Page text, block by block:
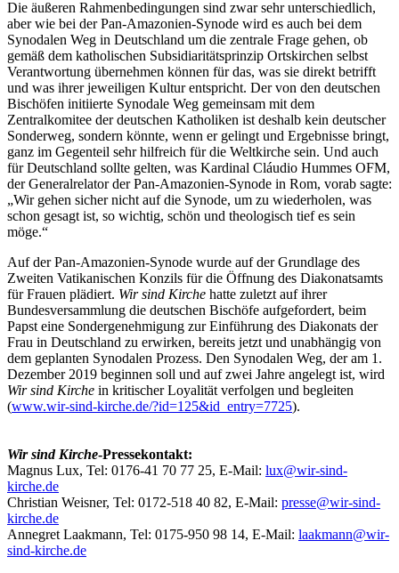
Die äußeren Rahmenbedingungen sind zwar sehr unterschiedlich,
aber wie bei der Pan-Amazonien-Synode wird es auch bei dem
Synodalen Weg in Deutschland um die zentrale Frage gehen, ob
gemäß dem katholischen Subsidiaritätsprinzip Ortskirchen selbst
Verantwortung übernehmen können für das, was sie direkt betrifft
und was ihrer jeweiligen Kultur entspricht. Der von den deutschen
Bischöfen initiierte Synodale Weg gemeinsam mit dem
Zentralkomitee der deutschen Katholiken ist deshalb kein deutscher
Sonderweg, sondern könnte, wenn er gelingt und Ergebnisse bringt,
ganz im Gegenteil sehr hilfreich für die Weltkirche sein. Und auch
für Deutschland sollte gelten, was Kardinal Cláudio Hummes OFM,
der Generalrelator der Pan-Amazonien-Synode in Rom, vorab sagte:
„Wir gehen sicher nicht auf die Synode, um zu wiederholen, was
schon gesagt ist, so wichtig, schön und theologisch tief es sein
möge.“
Auf der Pan-Amazonien-Synode wurde auf der Grundlage des
Zweiten Vatikanischen Konzils für die Öffnung des Diakonatsamts
für Frauen plädiert. Wir sind Kirche hatte zuletzt auf ihrer
Bundesversammlung die deutschen Bischöfe aufgefordert, beim
Papst eine Sondergenehmigung zur Einführung des Diakonats der
Frau in Deutschland zu erwirken, bereits jetzt und unabhängig von
dem geplanten Synodalen Prozess. Den Synodalen Weg, der am 1.
Dezember 2019 beginnen soll und auf zwei Jahre angelegt ist, wird
Wir sind Kirche in kritischer Loyalität verfolgen und begleiten
(www.wir-sind-kirche.de/?id=125&id_entry=7725).
Wir sind Kirche-Pressekontakt:
Magnus Lux, Tel: 0176-41 70 77 25, E-Mail: lux@wir-sind-
kirche.de
Christian Weisner, Tel: 0172-518 40 82, E-Mail: presse@wir-sind-
kirche.de
Annegret Laakmann, Tel: 0175-950 98 14, E-Mail: laakmann@wir-
sind-kirche.de